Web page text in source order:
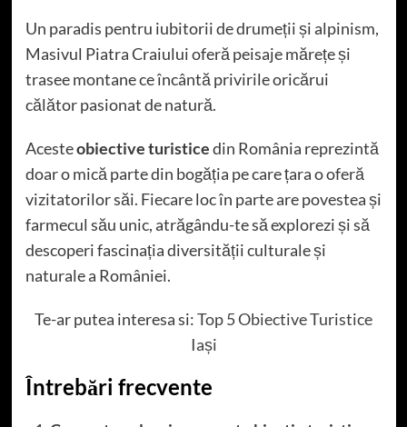
Un paradis pentru iubitorii de drumeții și alpinism,
Masivul Piatra Craiului oferă peisaje mărețe și
trasee montane ce încântă privirile oricărui
călător pasionat de natură.
Acesteobiective turisticedin România reprezintă
doar o mică parte din bogăția pe care țara o oferă
vizitatorilor săi. Fiecare loc în parte are povestea și
farmecul său unic, atrăgându-te să explorezi și să
descoperi fascinația diversității culturale și
naturale a României.
Te-ar putea interesa si:Top 5 Obiective Turistice
Iași
Întrebări frecvente